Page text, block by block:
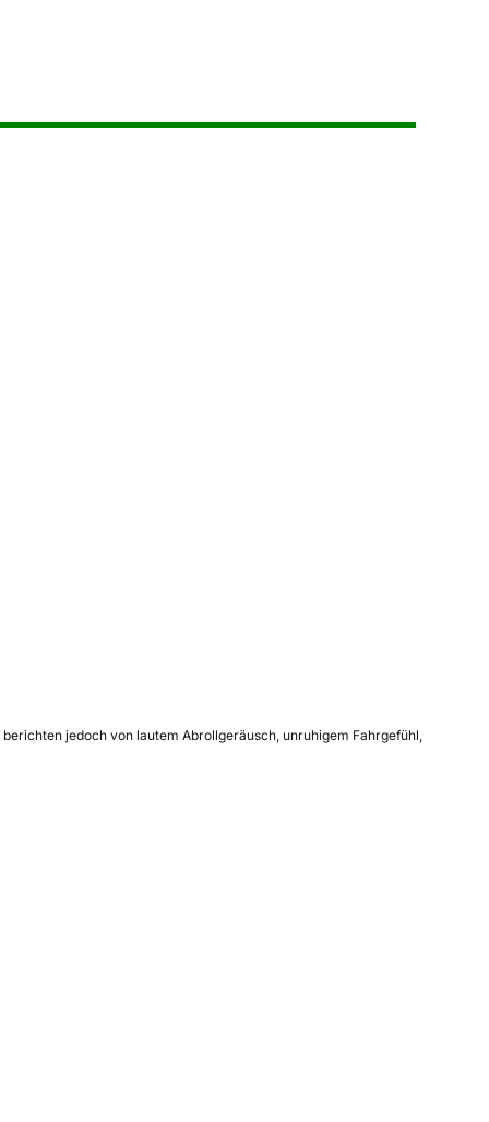
jedoch von lautem Abrollgeräusch, unruhigem Fahrgefühl,